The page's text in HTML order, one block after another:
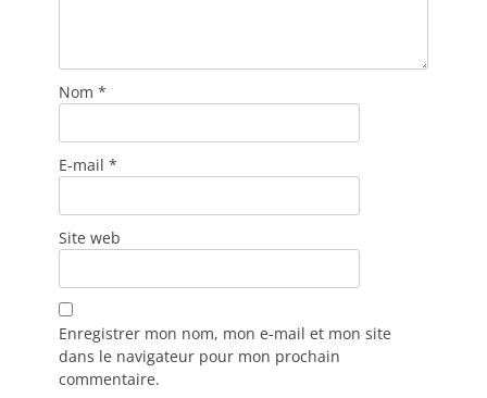
Nom *
E-mail *
Site web
Enregistrer mon nom, mon e-mail et mon site
dans le navigateur pour mon prochain
commentaire.